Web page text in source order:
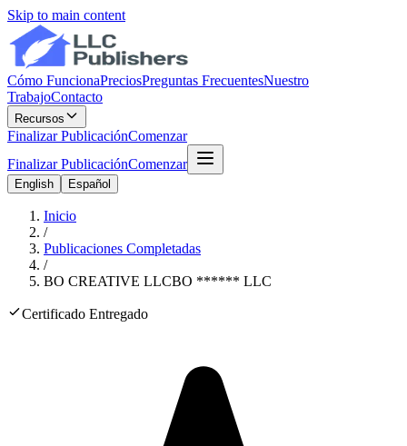
Skip to main content
Cómo FuncionaPreciosPreguntas FrecuentesNuestro
TrabajoContacto
Recursos
Finalizar PublicaciónComenzar
Finalizar PublicaciónComenzar
English Español
Inicio
/
Publicaciones Completadas
/
BO CREATIVE LLCBO ****** LLC
Certificado Entregado